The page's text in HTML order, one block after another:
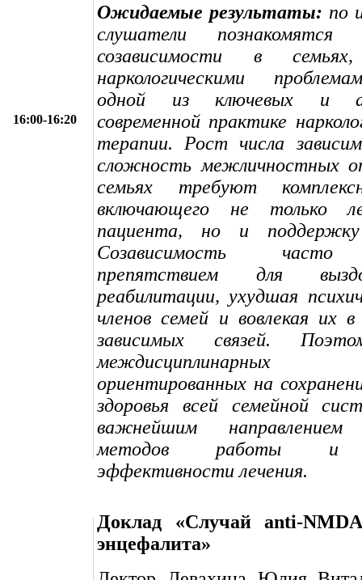
16:00-16:20
Ожидаемые результаты: по
слушатели
созависимости в
наркологическими
одной из ключевых и
современной практике
терапии. Рост числа
сложность межличностных
семьях требуют
включающего не только
пациента, но и поддержку
Созависимость часто
препятствием для
реабилитации, ухудшая
членов семей и вовлекая их
зависимых связей.
междисциплинарных
ориентированных на
здоровья всей семейной
важнейшим направлением
методов работы и
эффективности лечения.
Доклад «Случай anti-
энцефалита»